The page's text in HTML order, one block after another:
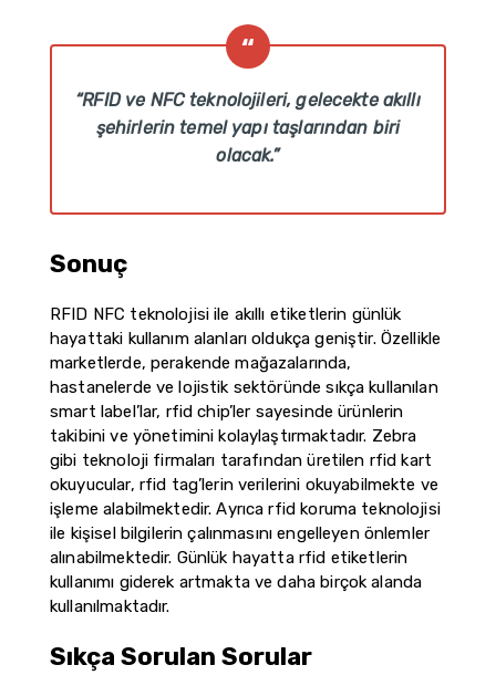
“RFID ve NFC teknolojileri, gelecekte akıllı
şehirlerin temel yapı taşlarından biri
olacak.”
Sonuç
RFID NFC teknolojisi ile akıllı etiketlerin günlük
hayattaki kullanım alanları oldukça geniştir. Özellikle
marketlerde, perakende mağazalarında,
hastanelerde ve lojistik sektöründe sıkça kullanılan
smart label’lar, rfid chip’ler sayesinde ürünlerin
takibini ve yönetimini kolaylaştırmaktadır. Zebra
gibi teknoloji firmaları tarafından üretilen rfid kart
okuyucular, rfid tag’lerin verilerini okuyabilmekte ve
işleme alabilmektedir. Ayrıca rfid koruma teknolojisi
ile kişisel bilgilerin çalınmasını engelleyen önlemler
alınabilmektedir. Günlük hayatta rfid etiketlerin
kullanımı giderek artmakta ve daha birçok alanda
kullanılmaktadır.
Sıkça Sorulan Sorular